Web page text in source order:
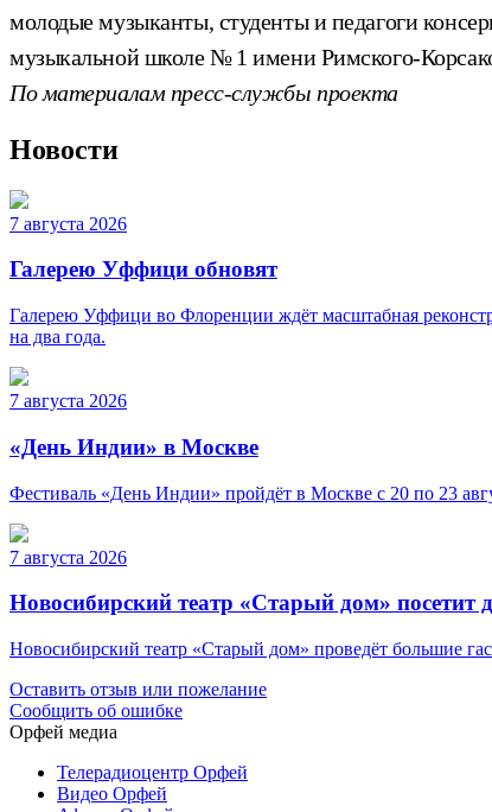
молодые музыканты, студенты и педагоги
музыкальной школе № 1 имени Римского-
По материалам пресс-службы проекта
Новости
7 августа 2026
Галерею Уффици обновят
Галерею Уффици во Флоренции ждёт масштабная
на два года.
7 августа 2026
«День Индии» в Москве
Фестиваль «День Индии» пройдёт в Москве с 20 по 23
7 августа 2026
Новосибирский театр «Старый дом» посетит
Новосибирский театр «Старый дом» проведёт большие
Оставить отзыв или пожелание
Сообщить об ошибке
Орфей медиа
Телерадиоцентр Орфей
Видео Орфей